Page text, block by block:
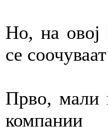
Но, на овој
се
Прво, мали
компании